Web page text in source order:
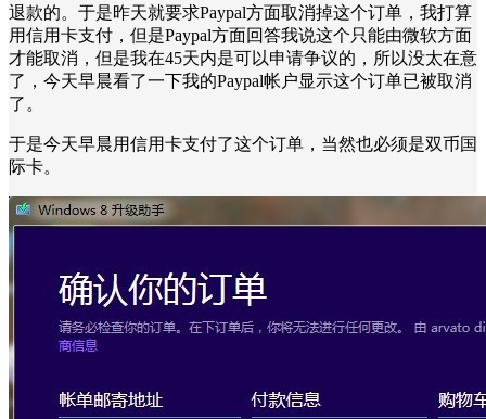
退款的。于是昨天就要求Paypal方面取消掉这个订单，我打算
用信用卡支付，但是Paypal方面回答我说这个只能由微软方面
才能取消，但是我在45天内是可以申请争议的，所以没太在意
了，今天早晨看了一下我的Paypal帐户显示这个订单已被取消
了。
于是今天早晨用信用卡支付了这个订单，当然也必须是双币国
际卡。